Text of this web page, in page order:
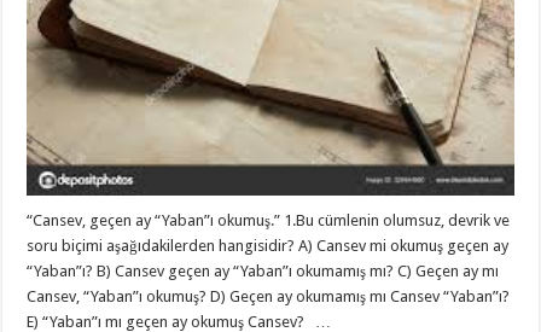
“Cansev, geçen ay “Yaban”ı okumuş.” 1.Bu cümlenin olumsuz, devrik ve
soru biçimi aşağıdakilerden hangisidir? A) Cansev mi okumuş geçen ay
“Yaban”ı? B) Cansev geçen ay “Yaban”ı okumamış mı? C) Geçen ay mı
Cansev, “Yaban”ı okumuş? D) Geçen ay okumamış mı Cansev “Yaban”ı?
E) “Yaban”ı mı geçen ay okumuş Cansev? …